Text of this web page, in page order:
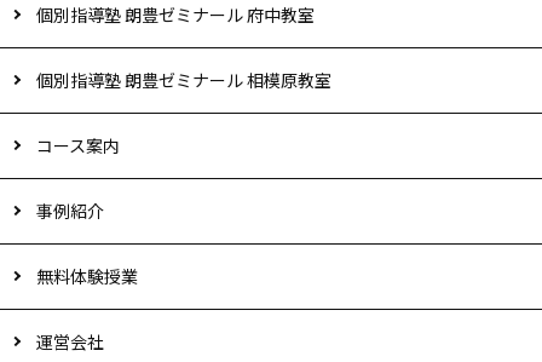
個別指導塾 朗豊ゼミナール 府中教室
個別指導塾 朗豊ゼミナール 相模原教室
コース案内
事例紹介
無料体験授業
運営会社